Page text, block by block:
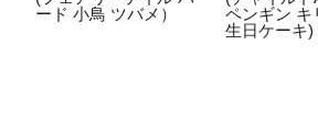
ード 小鳥 ツバメ）
ペンギン キ
生日ケーキ)